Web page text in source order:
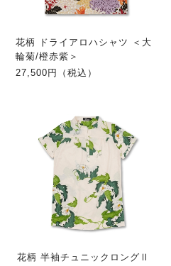
花柄 ドライアロハシャツ ＜大
輪菊/橙赤紫＞
27,500円（税込）
花柄 半袖チュニックロングⅡ